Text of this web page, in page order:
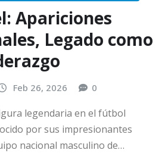
Apariciones
Legado como
Feb 26, 2026 0
legendaria en el fútbol
por sus impresionantes
nacional masculino de…